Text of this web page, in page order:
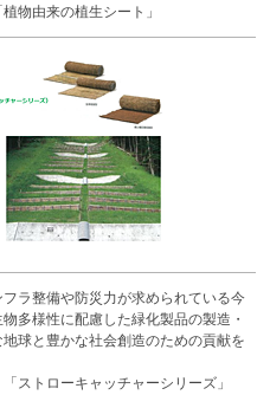
物由来の植生シート」
ラ整備や防災力が求められている今
多様性に配慮した緑化製品の製造・
球と豊かな社会創造のための貢献を
ストローキャッチャーシリーズ」